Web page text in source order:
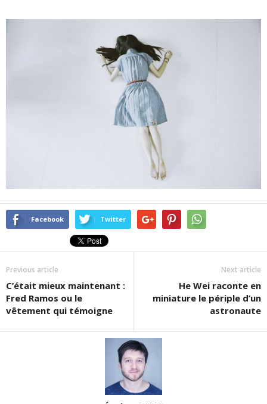
Facebook Twitter
Previous article
C’était mieux maintenant :
Fred Ramos ou le
vêtement qui témoigne
Next article
He Wei raconte en
miniature le périple d’un
astronaute